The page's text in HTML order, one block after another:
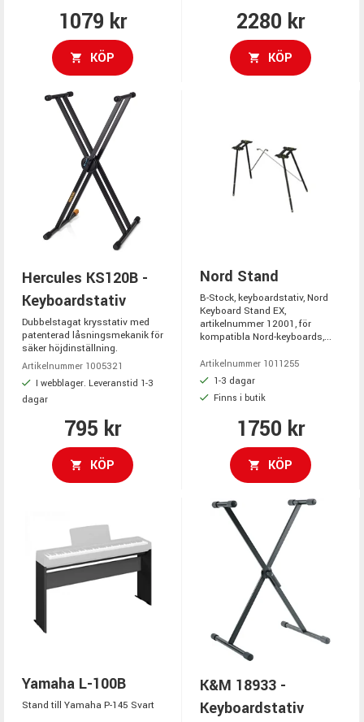
1079 kr
KÖP
2280 kr
KÖP
Hercules KS120B -
Keyboardstativ
Dubbelstagat krysstativ med
patenterad låsningsmekanik för
säker höjdinställning.
Artikelnummer 1005321
I webblager. Leveranstid 1-3
dagar
795 kr
KÖP
Nord Stand
B-Stock, keyboardstativ, Nord
Keyboard Stand EX,
artikelnummer 12001, för
kompatibla Nord-keyboards,...
Artikelnummer 1011255
1-3 dagar
Finns i butik
1750 kr
KÖP
Yamaha L-100B
Stand till Yamaha P-145 Svart
K&M 18933 -
Keyboardstativ